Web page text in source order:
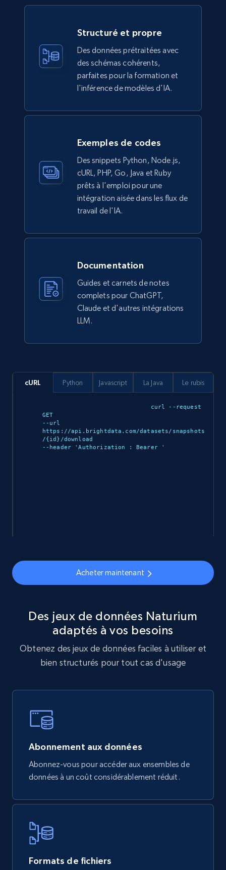
160+ Buy Now
Ikea - Products
count, Main image, Category url, Category, and
more.
943+ 151+ Buy Now
Seller id, URL, Catalog seller id, Seller name, Seller
about us, and more.
eCommerce
88+
Ozon.ru products
URL, Sku, Breadcrumbs, Name, Rating, Review
eCommerce
eCommerce
Naver products
URL, Product id, Title, Original price, Final price,
Discount rate, Currency, Description, and more.
839+
Google Shopping products search US
Currency, Rating, Reviews count, and more.
eCommerce
823+ 40+
Structuré et propre
Des données prétraitées avec
des schémas cohérents,
parfaites pour la formation et
l'inférence de modèles d'IA.
Exemples de codes
Des snippets Python, Node.js,
cURL, PHP, Go, Java et Ruby
prêts à l'emploi pour une
intégration aisée dans les flux de
travail de l'IA.
Documentation
Guides et carnets de notes
complets pour ChatGPT,
Claude et d'autres intégrations
LLM.
cURL
curl --request
GET
--url
https://api.brightdata.com/datasets/snapshots
/{id}/download
--header 'Authorization : Bearer
'
Python Javascript La Java Le rubis
Acheter maintenant
Des jeux de données Naturium
adaptés à vos besoins
Obtenez des jeux de données faciles à utiliser et
bien structurés pour tout cas d'usage
Abonnement aux données
Abonnez-vous pour accéder aux ensembles de
données à un coût considérablement réduit.
Formats de fichiers